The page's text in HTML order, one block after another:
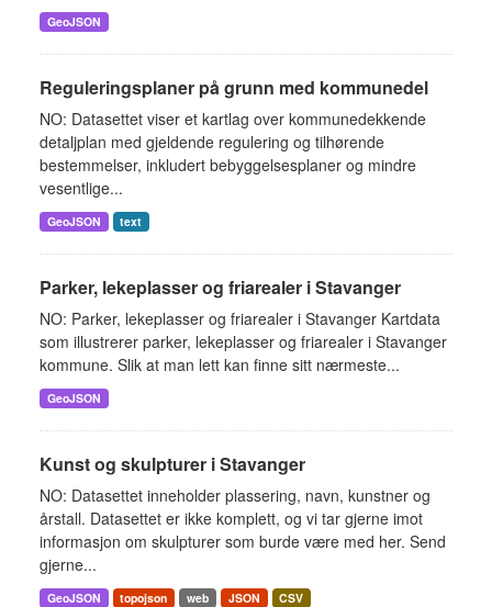
GeoJSON
Reguleringsplaner på grunn med kommunedel
NO: Datasettet viser et kartlag over kommunedekkende
detaljplan med gjeldende regulering og tilhørende
bestemmelser, inkludert bebyggelsesplaner og mindre
vesentlige...
GeoJSON text
Parker, lekeplasser og friarealer i Stavanger
NO: Parker, lekeplasser og friarealer i Stavanger Kartdata
som illustrerer parker, lekeplasser og friarealer i Stavanger
kommune. Slik at man lett kan finne sitt nærmeste...
GeoJSON
Kunst og skulpturer i Stavanger
NO: Datasettet inneholder plassering, navn, kunstner og
årstall. Datasettet er ikke komplett, og vi tar gjerne imot
informasjon om skulpturer som burde være med her. Send
gjerne...
GeoJSON topojson web JSON CSV